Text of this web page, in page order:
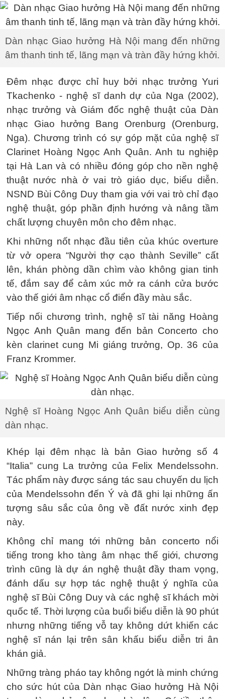
Dàn nhạc Giao hưởng Hà Nội mang đến những
âm thanh tinh tế, lãng mạn và tràn đầy hứng khởi.
Đêm nhạc được chỉ huy bởi nhạc trưởng Yuri
Tkachenko - nghệ sĩ danh dự của Nga (2002),
nhạc trưởng và Giám đốc nghệ thuật của Dàn
nhạc Giao hưởng Bang Orenburg (Orenburg,
Nga). Chương trình có sự góp mặt của nghệ sĩ
Clarinet Hoàng Ngọc Anh Quân. Anh tu nghiệp
tại Hà Lan và có nhiều đóng góp cho nền nghệ
thuật nước nhà ở vai trò giáo dục, biểu diễn.
NSND Bùi Công Duy tham gia với vai trò chỉ đạo
nghệ thuật, góp phần định hướng và nâng tầm
chất lượng chuyên môn cho đêm nhạc.
Khi những nốt nhạc đầu tiên của khúc overture
từ vở opera “Người thợ cạo thành Seville” cất
lên, khán phòng dần chìm vào không gian tinh
tế, đắm say để cảm xúc mở ra cánh cửa bước
vào thế giới âm nhạc cổ điển đầy màu sắc.
Tiếp nối chương trình, nghệ sĩ tài năng Hoàng
Ngọc Anh Quân mang đến bản Concerto cho
kèn clarinet cung Mi giáng trưởng, Op. 36 của
Franz Krommer.
Nghệ sĩ Hoàng Ngọc Anh Quân biểu diễn cùng
dàn nhạc.
Khép lại đêm nhạc là bản Giao hưởng số 4
“Italia” cung La trưởng của Felix Mendelssohn.
Tác phẩm này được sáng tác sau chuyến du lịch
của Mendelssohn đến Ý và đã ghi lại những ấn
tượng sâu sắc của ông về đất nước xinh đẹp
này.
Không chỉ mang tới những bản concerto nổi
tiếng trong kho tàng âm nhạc thế giới, chương
trình cũng là dự án nghệ thuật đầy tham vọng,
đánh dấu sự hợp tác nghệ thuật ý nghĩa của
nghệ sĩ Bùi Công Duy và các nghệ sĩ khách mời
quốc tế. Thời lượng của buổi biểu diễn là 90 phút
nhưng những tiếng vỗ tay không dứt khiến các
nghệ sĩ nán lại trên sân khấu biểu diễn tri ân
khán giả.
Những tràng pháo tay không ngớt là minh chứng
cho sức hút của Dàn nhạc Giao hưởng Hà Nội